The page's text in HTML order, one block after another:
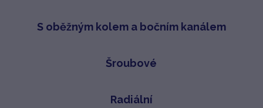
S oběžným kolem a bočním kanálem
Šroubové
Radiální